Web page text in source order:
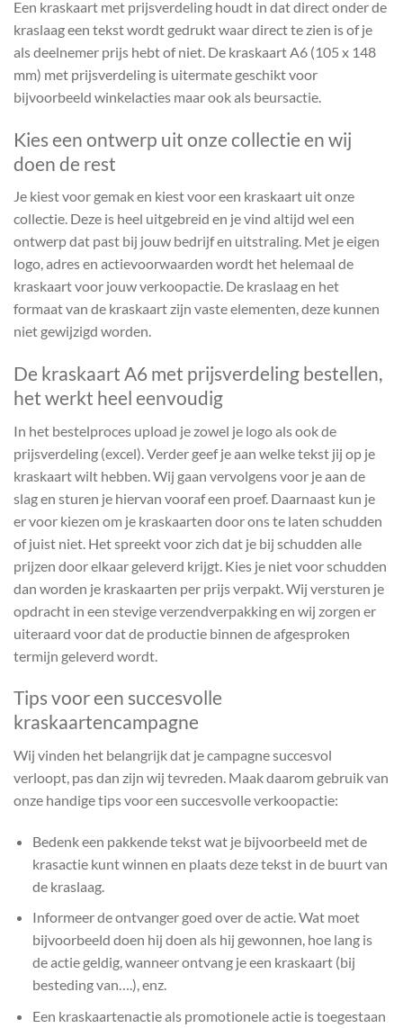
Een kraskaart met prijsverdeling houdt in dat direct onder de
kraslaag een tekst wordt gedrukt waar direct te zien is of je
als deelnemer prijs hebt of niet. De kraskaart A6 (105 x 148
mm) met prijsverdeling is uitermate geschikt voor
bijvoorbeeld winkelacties maar ook als beursactie.
Kies een ontwerp uit onze collectie en wij
doen de rest
Je kiest voor gemak en kiest voor een kraskaart uit onze
collectie. Deze is heel uitgebreid en je vind altijd wel een
ontwerp dat past bij jouw bedrijf en uitstraling. Met je eigen
logo, adres en actievoorwaarden wordt het helemaal de
kraskaart voor jouw verkoopactie. De kraslaag en het
formaat van de kraskaart zijn vaste elementen, deze kunnen
niet gewijzigd worden.
De kraskaart A6 met prijsverdeling bestellen,
het werkt heel eenvoudig
In het bestelproces upload je zowel je logo als ook de
prijsverdeling (excel). Verder geef je aan welke tekst jij op je
kraskaart wilt hebben. Wij gaan vervolgens voor je aan de
slag en sturen je hiervan vooraf een proef. Daarnaast kun je
er voor kiezen om je kraskaarten door ons te laten schudden
of juist niet. Het spreekt voor zich dat je bij schudden alle
prijzen door elkaar geleverd krijgt. Kies je niet voor schudden
dan worden je kraskaarten per prijs verpakt. Wij versturen je
opdracht in een stevige verzendverpakking en wij zorgen er
uiteraard voor dat de productie binnen de afgesproken
termijn geleverd wordt.
Tips voor een succesvolle
kraskaartencampagne
Wij vinden het belangrijk dat je campagne succesvol
verloopt, pas dan zijn wij tevreden. Maak daarom gebruik van
onze handige tips voor een succesvolle verkoopactie:
Bedenk een pakkende tekst wat je bijvoorbeeld met de
krasactie kunt winnen en plaats deze tekst in de buurt van
de kraslaag.
Informeer de ontvanger goed over de actie. Wat moet
bijvoorbeeld doen hij doen als hij gewonnen, hoe lang is
de actie geldig, wanneer ontvang je een kraskaart (bij
besteding van….), enz.
Een kraskaartenactie als promotionele actie is toegestaan